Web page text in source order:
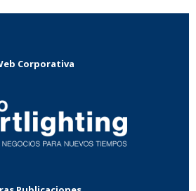
Corporativa